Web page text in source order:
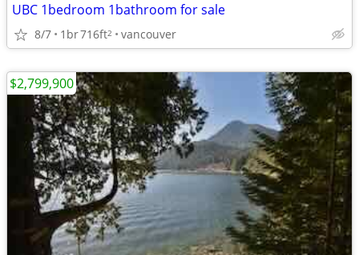
UBC 1bedroom 1bathroom for sale
8/7 1br716ft2 vancouver
$2,799,900